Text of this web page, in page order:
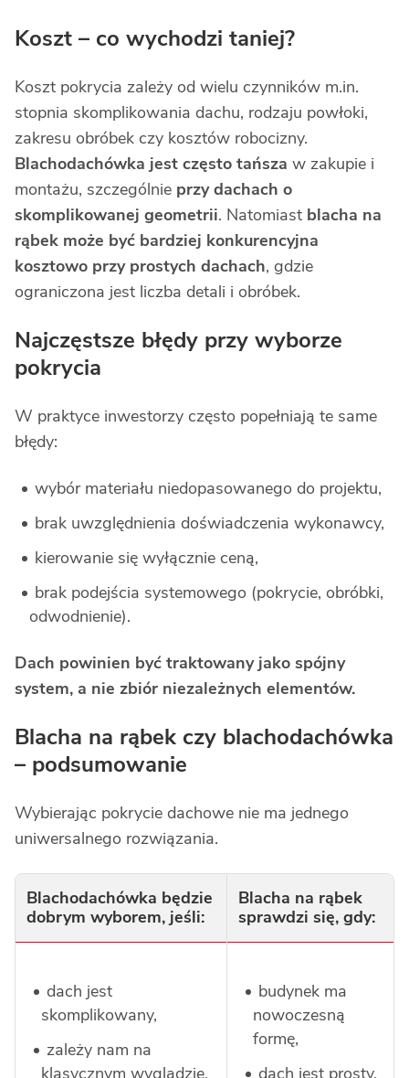
Koszt – co wychodzi taniej?
Koszt pokrycia zależy od wielu czynników m.in.
stopnia skomplikowania dachu, rodzaju powłoki,
zakresu obróbek czy kosztów robocizny.
Blachodachówka jest często tańsza w zakupie i
montażu, szczególnie przy dachach o
skomplikowanej geometrii. Natomiast blacha na
rąbek może być bardziej konkurencyjna
kosztowo przy prostych dachach, gdzie
ograniczona jest liczba detali i obróbek.
Najczęstsze błędy przy wyborze
pokrycia
W praktyce inwestorzy często popełniają te same
błędy:
wybór materiału niedopasowanego do projektu,
brak uwzględnienia doświadczenia wykonawcy,
kierowanie się wyłącznie ceną,
brak podejścia systemowego (pokrycie, obróbki,
odwodnienie).
Dach powinien być traktowany jako spójny
system, a nie zbiór niezależnych elementów.
Blacha na rąbek czy blachodachówka
– podsumowanie
Wybierając pokrycie dachowe nie ma jednego
uniwersalnego rozwiązania.
Blachodachówka będzie
dobrym wyborem, jeśli:
Blacha na rąbek
sprawdzi się, gdy:
dach jest
skomplikowany,
zależy nam na
klasycznym wyglądzie,
budynek ma
nowoczesną
formę,
dach jest prosty,